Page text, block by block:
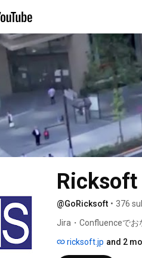
Ricksoft
@GoRicksoft • 376
Jira・Confluenceでお
ricksoft.jp and 2